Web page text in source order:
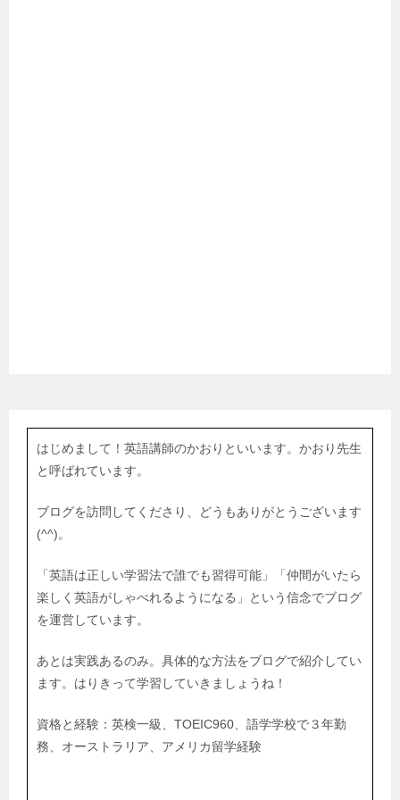
はじめまして！英語講師のかおりといいます。かおり先生
と呼ばれています。
ブログを訪問してくださり、どうもありがとうございます
(^^)。
「英語は正しい学習法で誰でも習得可能」「仲間がいたら
楽しく英語がしゃべれるようになる」という信念でブログ
を運営しています。
あとは実践あるのみ。具体的な方法をブログで紹介してい
ます。はりきって学習していきましょうね！
資格と経験：英検一級、TOEIC960、語学学校で３年勤
務、オーストラリア、アメリカ留学経験